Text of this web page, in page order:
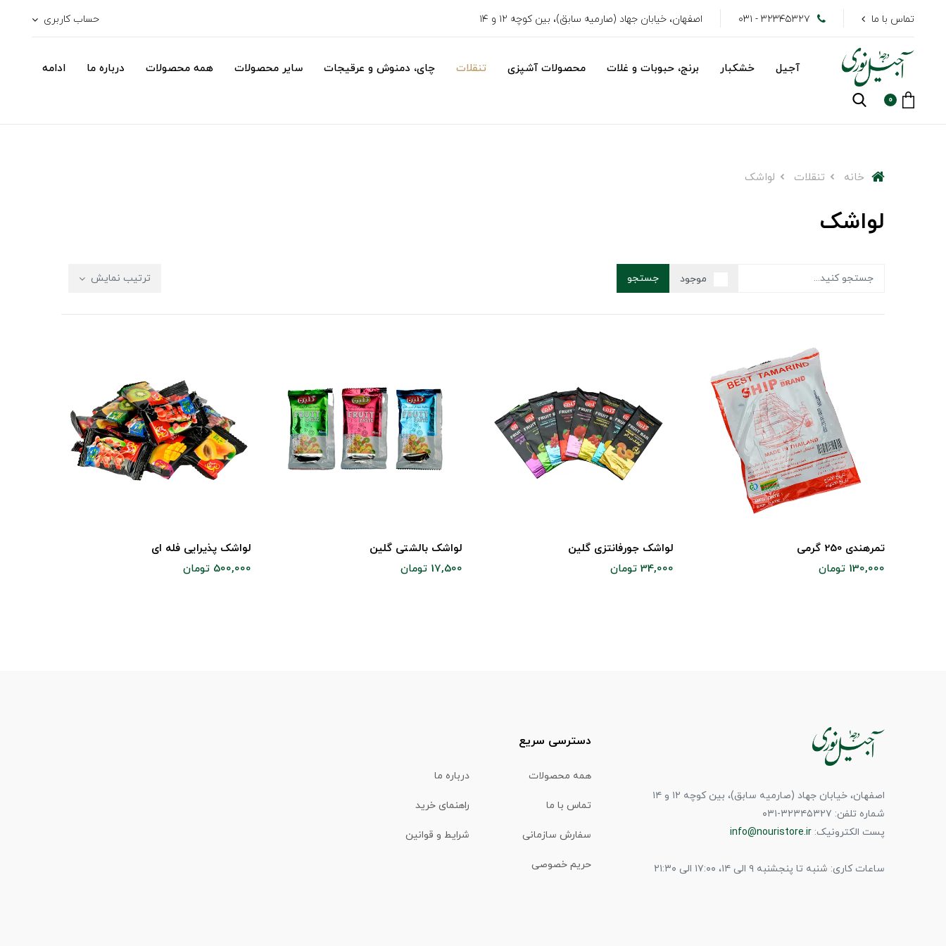
تماس با ما ۳۲۳۴۵۳۲۷ - ۰۳۱ اصفهان، خیابان جهاد (صارمیه سابق)، بین کوچه ۱۲ و ۱۴ حساب کاربری
آجیل خشکبار برنج، حبوبات و غلات محصولات آشپزی تنقلات چای، دمنوش و عرقیجات سایر محصولات همه محصولات درباره ما ادامه
0
خانه تنقلات لواشک
لواشک
موجود جستجو ترتیب نمایش
تمرهندی 250 گرمی
130,000 تومان
لواشک جورفانتزی گلین
34,000 تومان
لواشک بالشتی گلین
17,500 تومان
لواشک پذیرایی فله ای
500,000 تومان
اصفهان، خیابان جهاد (صارمیه سابق)، بین کوچه ۱۲ و ۱۴
شماره تلفن: ۳۲۳۴۵۳۲۷-۰۳۱
پست الکترونیک: info@nouristore.ir
ساعات کاری: شنبه تا پنجشنبه ۹ الی ۱۴، ۱۷:۰۰ الی ۲۱:۳۰
دسترسی سریع
همه محصولات درباره ما
تماس با ما راهنمای خرید
سفارش سازمانی شرایط و قوانین
حریم خصوصی